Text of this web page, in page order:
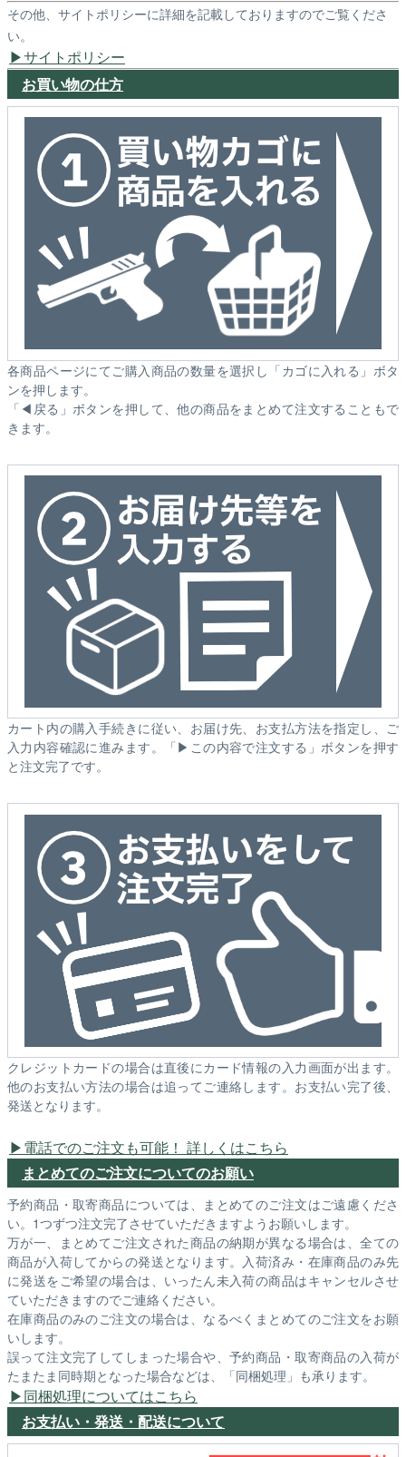
その他、サイトポリシーに詳細を記載しておりますのでご覧くださ
い。
サイトポリシー
お買い物の仕方
各商品ページにてご購入商品の数量を選択し「カゴに入れる」ボタ
ンを押します。
「◀戻る」ボタンを押して、他の商品をまとめて注文することもで
きます。
カート内の購入手続きに従い、お届け先、お支払方法を指定し、ご
入力内容確認に進みます。「▶この内容で注文する」ボタンを押す
と注文完了です。
クレジットカードの場合は直後にカード情報の入力画面が出ます。
他のお支払い方法の場合は追ってご連絡します。お支払い完了後、
発送となります。
電話でのご注文も可能！ 詳しくはこちら
まとめてのご注文についてのお願い
予約商品・取寄商品については、まとめてのご注文はご遠慮くださ
い。1つずつ注文完了させていただきますようお願いします。
万が一、まとめてご注文された商品の納期が異なる場合は、全ての
商品が入荷してからの発送となります。入荷済み・在庫商品のみ先
に発送をご希望の場合は、いったん未入荷の商品はキャンセルさせ
ていただきますのでご連絡ください。
在庫商品のみのご注文の場合は、なるべくまとめてのご注文をお願
いします。
誤って注文完了してしまった場合や、予約商品・取寄商品の入荷が
たまたま同時期となった場合などは、「同梱処理」も承ります。
同梱処理についてはこちら
お支払い・発送・配送について